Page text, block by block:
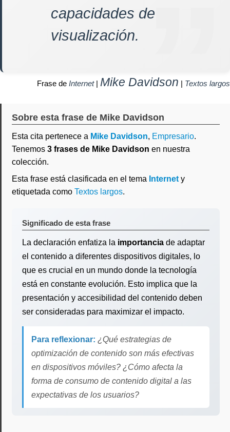
capacidades de
visualización.
Frase de Internet| Mike Davidson | Textos largos
Sobre esta frase de Mike Davidson
Esta cita pertenece a Mike Davidson, Empresario.
Tenemos 3 frases de Mike Davidson en nuestra
colección.
Esta frase está clasificada en el tema Internet y
etiquetada como Textos largos.
Significado de esta frase
La declaración enfatiza la importancia de adaptar
el contenido a diferentes dispositivos digitales, lo
que es crucial en un mundo donde la tecnología
está en constante evolución. Esto implica que la
presentación y accesibilidad del contenido deben
ser consideradas para maximizar el impacto.
Para reflexionar: ¿Qué estrategias de
optimización de contenido son más efectivas
en dispositivos móviles? ¿Cómo afecta la
forma de consumo de contenido digital a las
expectativas de los usuarios?